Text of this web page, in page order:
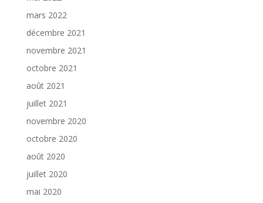
mars 2022
décembre 2021
novembre 2021
octobre 2021
août 2021
juillet 2021
novembre 2020
octobre 2020
août 2020
juillet 2020
mai 2020